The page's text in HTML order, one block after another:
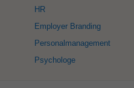
HR
Employer Branding
Personalmanagement
Psychologe